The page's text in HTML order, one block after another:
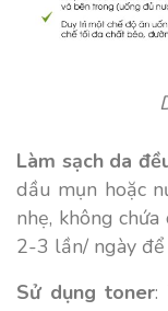
Làm sạch da
dầu mụn hoặc
nhẹ, không
2-3 lần/ ngày
Sử dụng toner: